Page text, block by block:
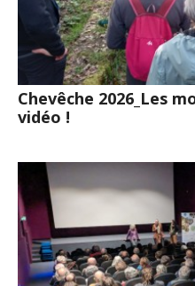
Chevêche 2026_Les
vidéo !